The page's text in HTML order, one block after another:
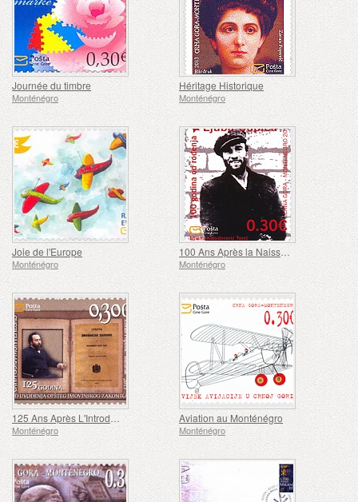
Journée du timbre
Monténégro
Héritage Historique
Monténégro
Joie de l'Europe
Monténégro
100 Ans Après la Naissance de Ljubo Čupić
Monténégro
125 Ans Après L'Introduction du Code Général de la Propriété
Monténégro
Aviation au Monténégro
Monténégro